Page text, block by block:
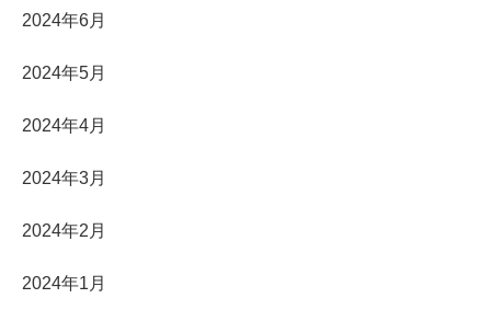
2024年6月
2024年5月
2024年4月
2024年3月
2024年2月
2024年1月